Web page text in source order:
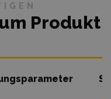
Produkt